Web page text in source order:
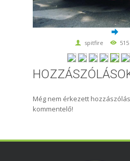
spitfire 515
Még nem érkezett
kommentelő!